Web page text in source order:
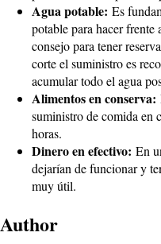
Agua potable: Es
potable para hacer frente
consejo para tener
corte el suministro es
acumular todo el agua
Alimentos en conserva:
suministro de comida en
horas.
Dinero en efectivo: En
dejarían de funcionar y
muy útil.
Author